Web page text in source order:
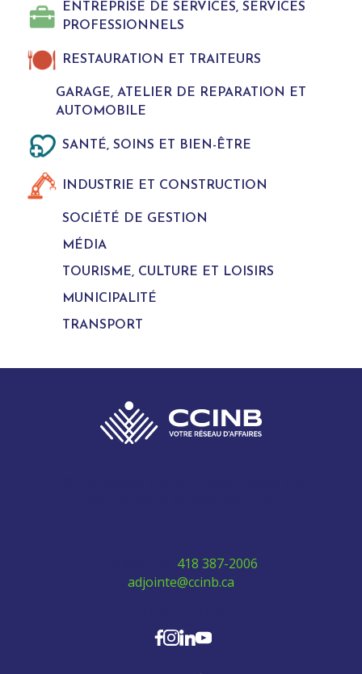
ENTREPRISE DE SERVICES, SERVICES
PROFESSIONNELS
RESTAURATION ET TRAITEURS
GARAGE, ATELIER DE REPARATION ET
AUTOMOBILE
SANTÉ, SOINS ET BIEN-ÊTRE
INDUSTRIE ET CONSTRUCTION
SOCIÉTÉ DE GESTION
MÉDIA
TOURISME, CULTURE ET LOISIRS
MUNICIPALITÉ
TRANSPORT
418 387-2006
adjointe@ccinb.ca